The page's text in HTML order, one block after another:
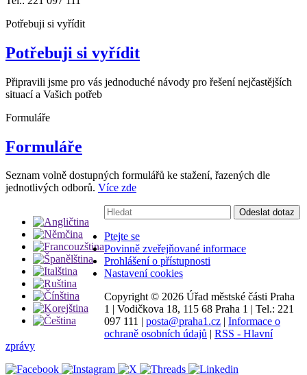
Potřebuji si vyřídit
Potřebuji si vyřídit
Připravili jsme pro vás jednoduché návody pro řešení nejčastějších
situací a Vašich potřeb
Formuláře
Formuláře
Seznam volně dostupných formulářů ke stažení, řazených dle
jednotlivých odborů. Více zde
Vyhledávání:
Odeslat dotaz
Ptejte se
Povinně zveřejňované informace
Prohlášení o přístupnosti
Nastavení cookies
Copyright © 2026 Úřad městské části Praha
1 | Vodičkova 18, 115 68 Praha 1 | Tel.: 221
097 111 | posta@praha1.cz | Informace o
ochraně osobních údajů | RSS - Hlavní
zprávy